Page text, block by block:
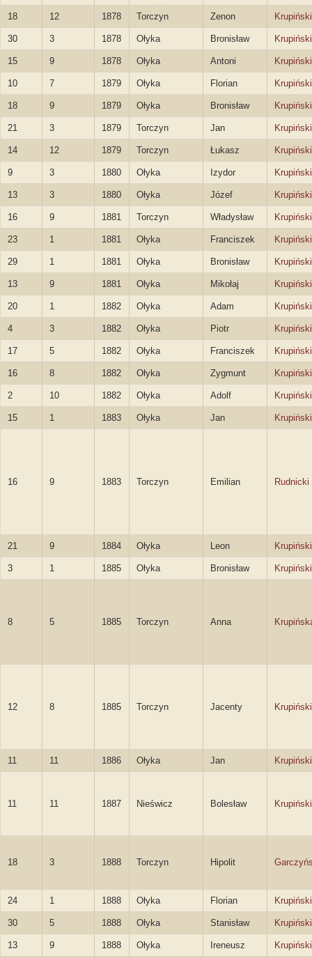
18 12 1878 Torczyn Zenon Krupiński
30 3 1878 Ołyka Bronisław Krupiński
15 9 1878 Ołyka Antoni Krupiński
10 7 1879 Ołyka Florian Krupiński
18 9 1879 Ołyka Bronisław Krupiński
21 3 1879 Torczyn Jan Krupiński
14 12 1879 Torczyn Łukasz Krupiński
9 3 1880 Ołyka Izydor Krupiński
13 3 1880 Ołyka Józef Krupiński
16 9 1881 Torczyn Władysław Krupiński
23 1 1881 Ołyka Franciszek Krupiński
29 1 1881 Ołyka Bronisław Krupiński
13 9 1881 Ołyka Mikołaj Krupiński
20 1 1882 Ołyka Adam Krupiński
4 3 1882 Ołyka Piotr Krupiński
17 5 1882 Ołyka Franciszek Krupiński
16 8 1882 Ołyka Zygmunt Krupiński
2 10 1882 Ołyka Adolf Krupiński
15 1 1883 Ołyka Jan Krupiński
16 9 1883 Torczyn Emilian Rudnicki
21 9 1884 Ołyka Leon Krupiński
3 1 1885 Ołyka Bronisław Krupiński
8 5 1885 Torczyn Anna
12 8 1885 Torczyn Jacenty Krupiński
11 11 1886 Ołyka Jan Krupiński
11 11 1887 Nieświcz Bolesław Krupiński
18 3 1888 Torczyn Hipolit
24 1 1888 Ołyka Florian Krupiński
30 5 1888 Ołyka Stanisław Krupiński
13 9 1888 Ołyka Ireneusz Krupiński